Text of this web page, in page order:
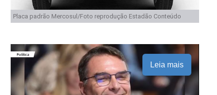
Placa padrão Mercosul/Foto reprodução Estadão Conteúdo
Leia mais